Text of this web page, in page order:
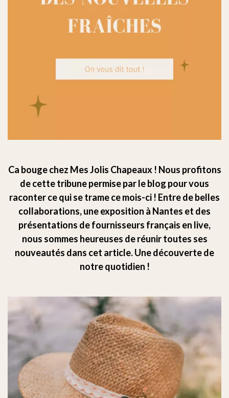
Ca bouge chez Mes Jolis Chapeaux ! Nous profitons
de cette tribune permise par le blog pour vous
raconter ce qui se trame ce mois-ci ! Entre de belles
collaborations, une exposition à Nantes et des
présentations de fournisseurs français en live,
nous sommes heureuses de réunir toutes ses
nouveautés dans cet article. Une découverte de
notre quotidien !